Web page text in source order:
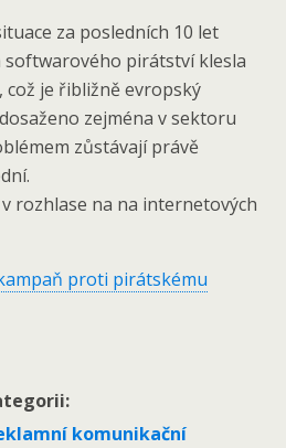
za posledních 10 let
softwarového pirátství klesla
což je řibližně evropský
zejména v sektoru
zůstávají právě
rozhlase na na internetových
proti pirátskému
komunikační